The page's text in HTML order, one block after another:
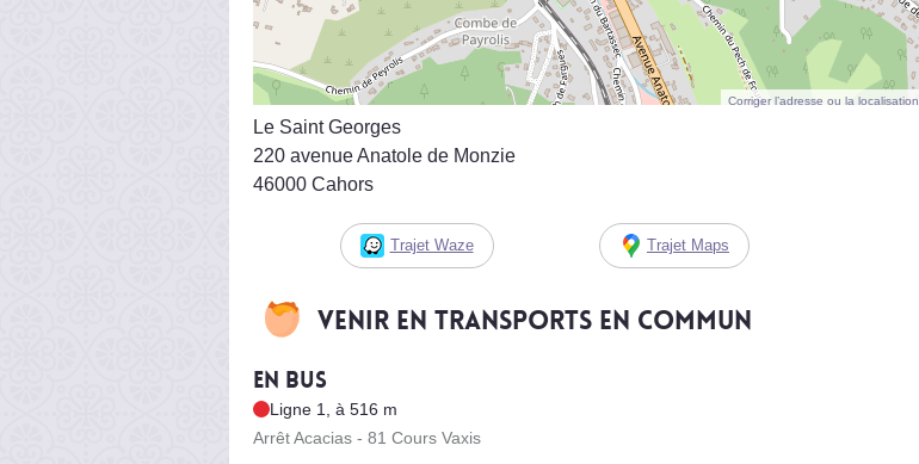
Corriger l’adresse ou la localisation
Le Saint Georges
220 avenue Anatole de Monzie
46000 Cahors
Trajet Waze Trajet Maps
Venir en transports en commun
En bus
Ligne 1, à 516 m
Arrêt Acacias - 81 Cours Vaxis